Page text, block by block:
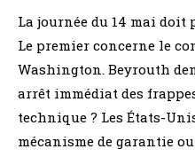
La journée du 14 mai
Le premier concerne le
Washington. Beyrouth
arrêt immédiat des
technique ? Les États-
mécanisme de garantie